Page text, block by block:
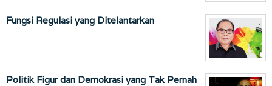
Fungsi Regulasi yang Ditelantarkan
Politik Figur dan Demokrasi yang Tak Pernah